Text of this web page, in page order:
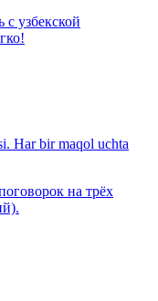
узбекской
Har bir maqol uchta
на трёх